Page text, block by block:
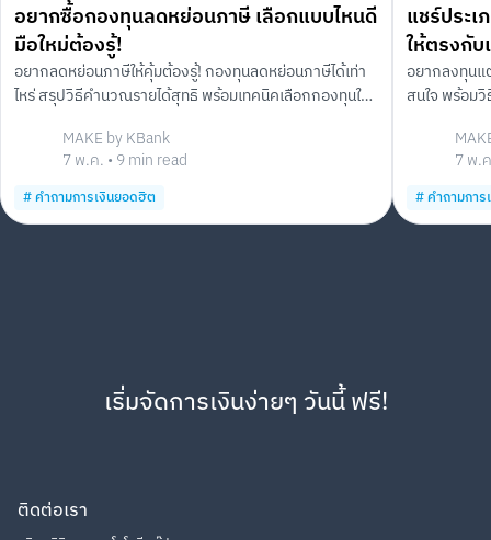
อยากซื้อกองทุนลดหย่อนภาษี เลือกแบบไหนดี
มือใหม่ต้องรู้!
อยากลดหย่อนภาษีให้คุ้มต้องรู้! กองทุนลดหย่อนภาษีได้เท่า
ไหร่ สรุปวิธีคำนวณรายได้สุทธิ พร้อมเทคนิคเลือกกองทุนให้
MAKE by KBank
7 พ.ค. • 9min read
#คำถามการเงินยอดฮิต
แชร์ประเ
ให้ตรงกับ
อยากลงทุนแ
สนใจ พร้อม
7 พ.
#คำถามกา
ติดต่อเรา
เริ่มจัดการเงินง่ายๆ วันนี้ ฟรี!